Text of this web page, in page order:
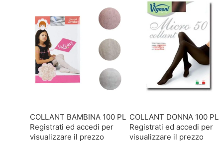
COLLANT BAMBINA 100 PL
Registrati ed accedi per
visualizzare il prezzo
COLLANT DONNA 100 PL
Registrati ed accedi per
visualizzare il prezzo